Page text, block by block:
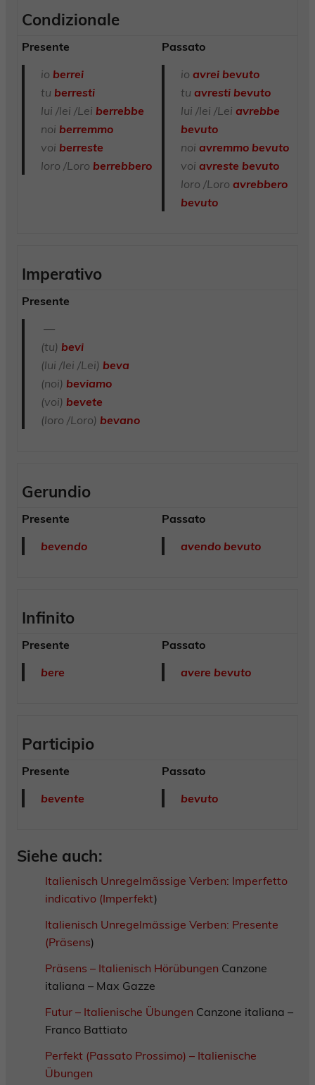
Condizionale
Presente
io berrei
tu berresti
lui /lei /Lei berrebbe
noi berremmo
voi berreste
loro /Loro berrebbero
Passato
io avrei bevuto
tu avresti bevuto
lui /lei /Lei avrebbe
bevuto
noi avremmo bevuto
voi avreste bevuto
loro /Loro avrebbero
bevuto
Imperativo
Presente
—
(tu) bevi
(lui /lei /Lei) beva
(noi) beviamo
(voi) bevete
(loro /Loro) bevano
Gerundio
Presente
bevendo
Passato
avendo bevuto
Infinito
Presente
bere
Passato
avere bevuto
Participio
Presente
bevente
Passato
bevuto
Siehe auch:
Italienisch Unregelmässige Verben: Imperfetto
indicativo (Imperfekt)
Italienisch Unregelmässige Verben: Presente
(Präsens)
Präsens – Italienisch Hörübungen Canzone
italiana – Max Gazze
Futur – Italienische Übungen Canzone italiana –
Franco Battiato
Perfekt (Passato Prossimo) – Italienische
Übungen